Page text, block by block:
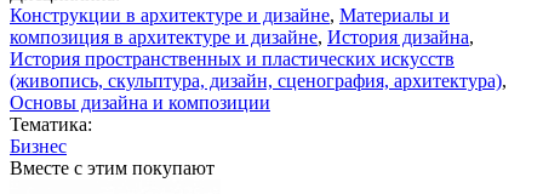
Конструкции в архитектуре и дизайне, Материалы и
композиция в архитектуре и дизайне, История дизайна,
История пространственных и пластических искусств
(живопись, скульптура, дизайн, сценография, архитектура),
Основы дизайна и композиции
Тематика:
Бизнес
Вместе с этим покупают